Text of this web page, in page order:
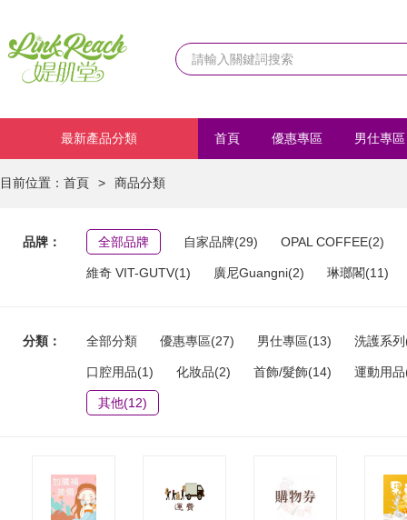
最新產品分類 首頁 優惠專區 男仕專區
目前位置： 首頁 > 商品分類
品牌： 全部品牌 自家品牌(29) OPAL COFFEE(2)
維奇 VIT-GUTV(1) 廣尼Guangni(2) 琳瑯閣(11)
分類： 全部分類 優惠專區(27) 男仕專區(13) 洗護系
口腔用品(1) 化妝品(2) 首飾/髮飾(14) 運動用
其他(12)